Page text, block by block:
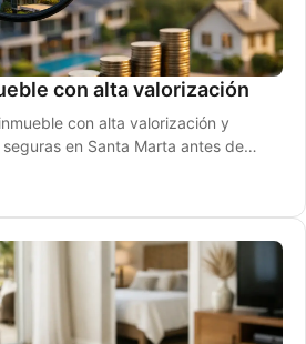
con alta valorización
con alta valorización y
en Santa Marta antes de